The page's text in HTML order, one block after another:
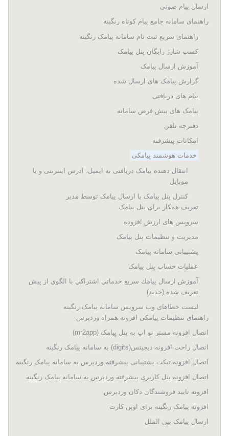
ارسال پیام صوتی
راهنمای سامانه جامع پیام کوتاه رنگینه
راهنمای سریع ثبت نام سامانه پیامک رنگینه
کسب شارژ رایگان پنل پیامک
آموزش ارسال پیامک
گزارش پیامک های ارسال شده
پیام های دریافتی
پیامک های پیش فرض سامانه
دفترچه تلفن
امکانات پیشرفته
خدمات هوشمند پیامکی
انتقال دهنده پیامک دریافتی به ایمیل، آدرس اینترنتی و یا
موبایل
کنترل پنل پیامک با ارسال پیامک توسط مدیر
تعریف همکار برای پنل پیامک
سرویس های ارزش افزوده
مدیریت و تنظیمات پنل پیامک
پشتیبانی سامانه پیامک
عملیات حساب پنل پیامک
آموزش ارسال پيامك سريع خدماتي اشتراكي با الگوي از پيش
تعريف شده (جدید)
لیست خطاهای وب سرویس سامانه پیامک رنگینه
راهنمای تنظیمات پیامکی افزونه همراه وردپرس
اتصال افزونه مستر تو اپ به پنل پیامک (mr2app)
اتصال راحت افزونه دیجیتس(digits) به سامانه پیامک رنگینه
اتصال افزونه تیکت پشتیبانی پیشرفته وردپرس به سامانه پیامک رنگینه
اتصال افزونه پنل کاربری پیشرفته وردپرس به سامانه پیامک رنگینه
افزونه تایید فروشندگان دکان وردپرس
افزونه پیامک رنگینه برای اوپن کارت
ارسال پیامک بین الملل